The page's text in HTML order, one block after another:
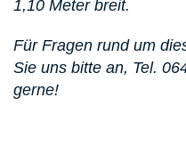
1,10 Meter breit.
Für Fragen rund um
Sie uns bitte an, Tel.
gerne!